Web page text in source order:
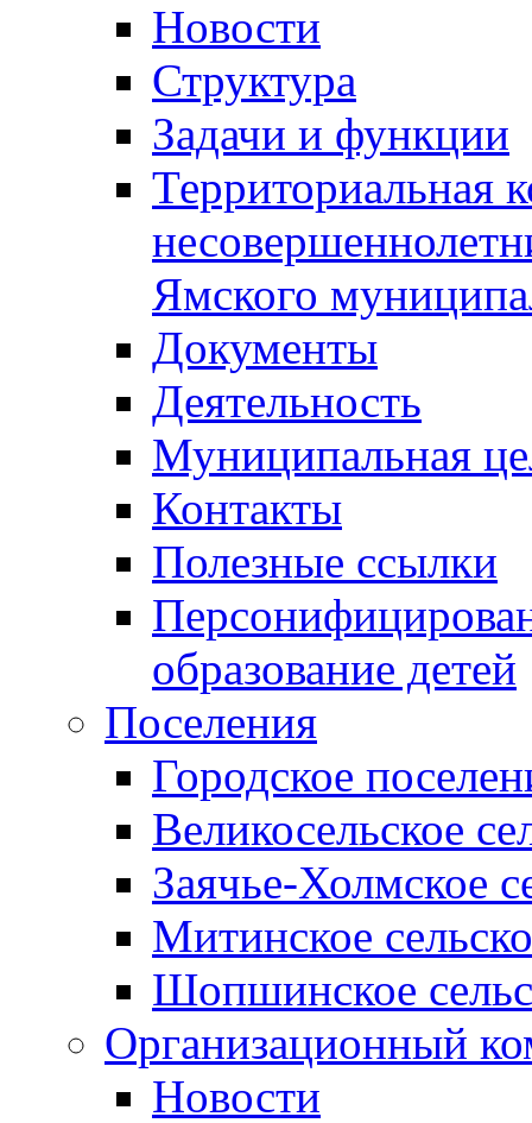
Новости
Структура
Задачи и функции
Территориальная
Ямского
Документы
Деятельность
Муниципальная
Контакты
Полезные ссылки
образование детей
Поселения
Городское
Великосельское
Заячье-Холмское
Митинское
Шопшинское
Организационный
Новости